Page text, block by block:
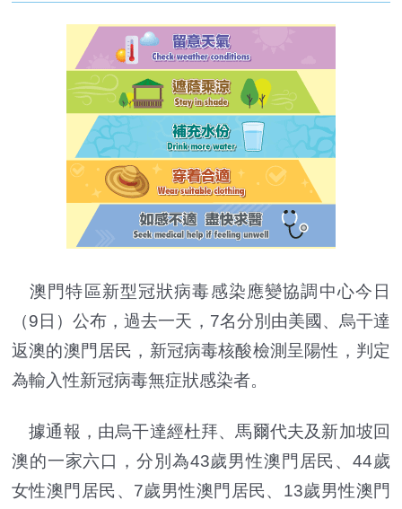
澳門特區新型冠狀病毒感染應變協調中心今日
（9日）公布，過去一天，7名分別由美國、烏干達
返澳的澳門居民，新冠病毒核酸檢測呈陽性，判定
為輸入性新冠病毒無症狀感染者。
據通報，由烏干達經杜拜、馬爾代夫及新加坡回
澳的一家六口，分別為43歲男性澳門居民、44歲
女性澳門居民、7歲男性澳門居民、13歲男性澳門